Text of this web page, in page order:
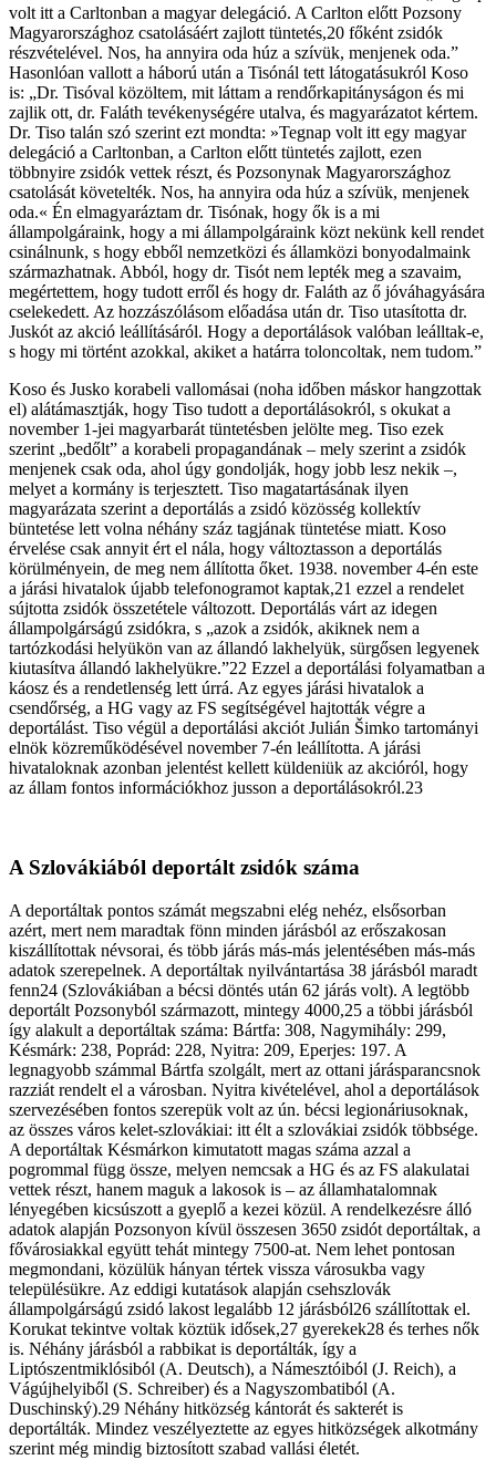
volt itt a Carltonban a magyar delegáció. A Carlton előtt Pozsony
Magyarországhoz csatolásáért zajlott tüntetés,20 főként zsidók
részvételével. Nos, ha annyira oda húz a szívük, menjenek oda.”
Hasonlóan vallott a háború után a Tisónál tett látogatásukról Koso
is: „Dr. Tisóval közöltem, mit láttam a rendőrkapitányságon és mi
zajlik ott, dr. Faláth tevékenységére utalva, és magyarázatot kértem.
Dr. Tiso talán szó szerint ezt mondta: »Tegnap volt itt egy magyar
delegáció a Carltonban, a Carlton előtt tüntetés zajlott, ezen
többnyire zsidók vettek részt, és Pozsonynak Magyarországhoz
csatolását követelték. Nos, ha annyira oda húz a szívük, menjenek
oda.« Én elmagyaráztam dr. Tisónak, hogy ők is a mi
állampolgáraink, hogy a mi állampolgáraink közt nekünk kell rendet
csinálnunk, s hogy ebből nemzetközi és államközi bonyodalmaink
származhatnak. Abból, hogy dr. Tisót nem lepték meg a szavaim,
megértettem, hogy tudott erről és hogy dr. Faláth az ő jóváhagyására
cselekedett. Az hozzászólásom előadása után dr. Tiso utasította dr.
Juskót az akció leállításáról. Hogy a deportálások valóban leálltak-e,
s hogy mi történt azokkal, akiket a határra toloncoltak, nem tudom.”
Koso és Jusko korabeli vallomásai (noha időben máskor hangzottak
el) alátámasztják, hogy Tiso tudott a deportálásokról, s okukat a
november 1-jei magyarbarát tüntetésben jelölte meg. Tiso ezek
szerint „bedőlt” a korabeli propagandának – mely szerint a zsidók
menjenek csak oda, ahol úgy gondolják, hogy jobb lesz nekik –,
melyet a kormány is terjesztett. Tiso magatartásának ilyen
magyarázata szerint a deportálás a zsidó közösség kollektív
büntetése lett volna néhány száz tagjának tüntetése miatt. Koso
érvelése csak annyit ért el nála, hogy változtasson a deportálás
körülményein, de meg nem állította őket. 1938. november 4-én este
a járási hivatalok újabb telefonogramot kaptak,21 ezzel a rendelet
sújtotta zsidók összetétele változott. Deportálás várt az idegen
állampolgárságú zsidókra, s „azok a zsidók, akiknek nem a
tartózkodási helyükön van az állandó lakhelyük, sürgősen legyenek
kiutasítva állandó lakhelyükre.”22 Ezzel a deportálási folyamatban a
káosz és a rendetlenség lett úrrá. Az egyes járási hivatalok a
csendőrség, a HG vagy az FS segítségével hajtották végre a
deportálást. Tiso végül a deportálási akciót Julián Šimko tartományi
elnök közreműködésével november 7-én leállította. A járási
hivataloknak azonban jelentést kellett küldeniük az akcióról, hogy
az állam fontos információkhoz jusson a deportálásokról.23
A Szlovákiából deportált zsidók száma
A deportáltak pontos számát megszabni elég nehéz, elsősorban
azért, mert nem maradtak fönn minden járásból az erőszakosan
kiszállítottak névsorai, és több járás más-más jelentésében más-más
adatok szerepelnek. A deportáltak nyilvántartása 38 járásból maradt
fenn24 (Szlovákiában a bécsi döntés után 62 járás volt). A legtöbb
deportált Pozsonyból származott, mintegy 4000,25 a többi járásból
így alakult a deportáltak száma: Bártfa: 308, Nagymihály: 299,
Késmárk: 238, Poprád: 228, Nyitra: 209, Eperjes: 197. A
legnagyobb számmal Bártfa szolgált, mert az ottani járásparancs­nok
razziát rendelt el a városban. Nyitra kivételével, ahol a deportálások
szervezésében fontos szerepük volt az ún. bécsi legionáriusoknak,
az összes város kelet-szlovákiai: itt élt a szlovákiai zsidók többsége.
A deportáltak Késmárkon kimutatott magas száma azzal a
pogrommal függ össze, melyen nemcsak a HG és az FS alakulatai
vettek részt, hanem maguk a lakosok is – az államhatalomnak
lényegében kicsúszott a gyeplő a kezei közül. A rendelkezésre álló
adatok alapján Pozsonyon kívül összesen 3650 zsidót deportáltak, a
fővárosiakkal együtt tehát mintegy 7500-at. Nem lehet pontosan
megmondani, közülük hányan tértek vissza városukba vagy
településükre. Az eddigi kutatások alapján csehszlovák
állampolgárságú zsidó lakost legalább 12 járásból26 szállítottak el.
Korukat tekintve voltak köztük idősek,27 gyerekek28 és terhes nők
is. Néhány járásból a rabbikat is deportálták, így a
Liptószentmiklósiból (A. Deutsch), a Námesztóiból (J. Reich), a
Vágújhelyiből (S. Schreiber) és a Nagyszombatiból (A.
Duschinský).29 Néhány hitközség kántorát és sakterét is
deportálták. Mindez veszélyeztette az egyes hitközségek alkotmány
szerint még mindig biztosított szabad vallási életét.